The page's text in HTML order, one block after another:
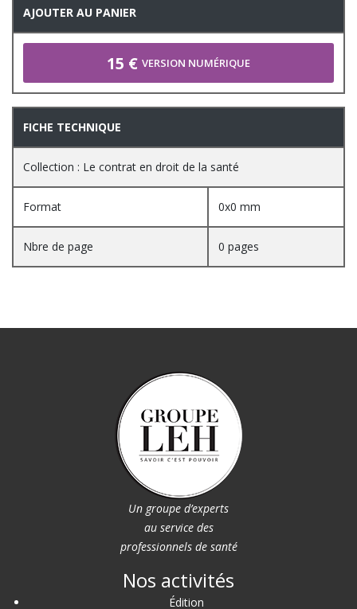
AJOUTER AU PANIER
15 € VERSION NUMÉRIQUE
FICHE TECHNIQUE
Collection : Le contrat en droit de la santé
Format 0x0 mm
Nbre de page 0 pages
Un groupe d’experts
au service des
professionnels de santé
Nos activités
Édition